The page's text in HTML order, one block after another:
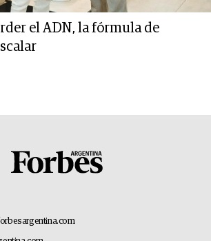
el ADN, la fórmula de